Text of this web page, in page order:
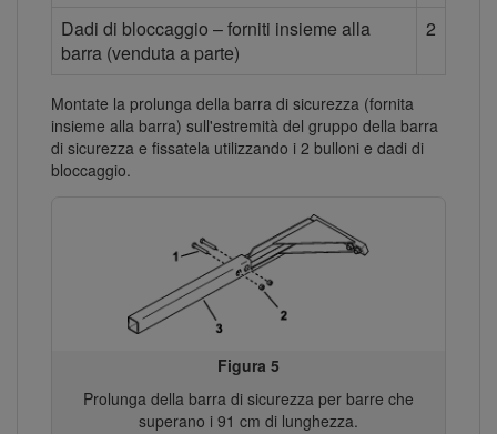
Dadi di bloccaggio – forniti insieme alla
barra (venduta a parte)
2
Montate la prolunga della barra di sicurezza (fornita
insieme alla barra) sull'estremità del gruppo della barra
di sicurezza e fissatela utilizzando i 2 bulloni e dadi di
bloccaggio.
Figura 5
Prolunga della barra di sicurezza per barre che
superano i 91 cm di lunghezza.